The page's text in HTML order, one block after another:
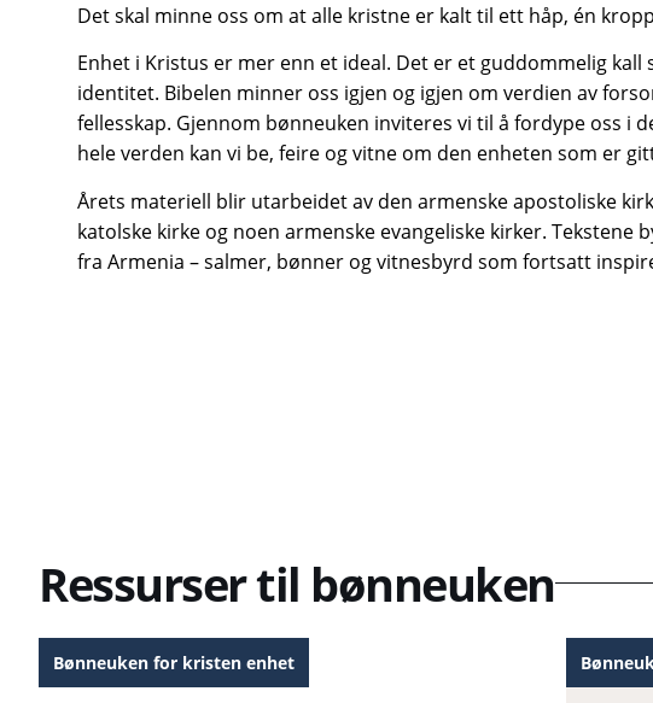
Det skal minne oss om at alle kristne er kalt til ett håp, én
Enhet i Kristus er mer enn et ideal. Det er et guddommelig
identitet. Bibelen minner oss igjen og igjen om verdien av
fellesskap. Gjennom bønneuken inviteres vi til å fordype oss i
hele verden kan vi be, feire og vitne om den enheten som er
Årets materiell blir utarbeidet av den armenske apostoliske
katolske kirke og noen armenske evangeliske kirker.
fra Armenia – salmer, bønner og vitnesbyrd som fortsatt
Ressurser til bønneuken
Bønneuken for kristen enhet